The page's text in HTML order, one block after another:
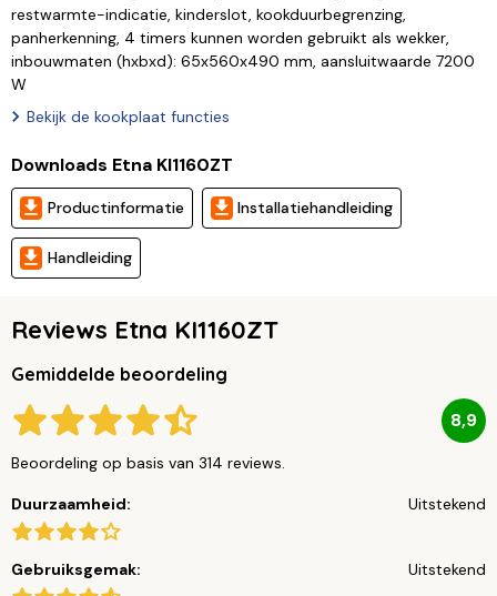
restwarmte-indicatie, kinderslot, kookduurbegrenzing,
panherkenning, 4 timers kunnen worden gebruikt als wekker,
inbouwmaten (hxbxd): 65x560x490 mm, aansluitwaarde 7200
W
Bekijk de kookplaat functies
Downloads Etna KI1160ZT
Productinformatie Installatiehandleiding
Handleiding
Reviews Etna KI1160ZT
Gemiddelde beoordeling
8,9
Beoordeling op basis van 314 reviews.
Duurzaamheid: Uitstekend
Gebruiksgemak: Uitstekend